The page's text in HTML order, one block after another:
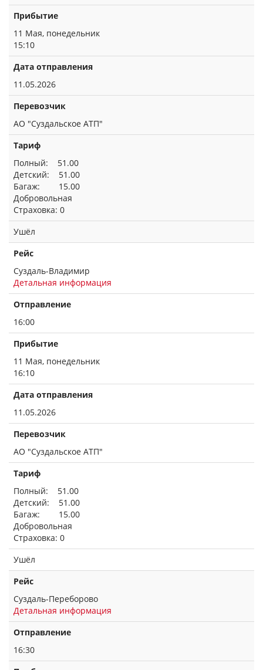
Прибытие
11 Мая, понедельник
15:10
Дата отправления
11.05.2026
Перевозчик
АО "Суздальское АТП"
Тариф
Полный: 51.00
Детский: 51.00
Багаж: 15.00
Добровольная
Страховка: 0
Ушёл
Рейс
Суздаль-Владимир
Детальная информация
Отправление
16:00
Прибытие
11 Мая, понедельник
16:10
Дата отправления
11.05.2026
Перевозчик
АО "Суздальское АТП"
Тариф
Полный: 51.00
Детский: 51.00
Багаж: 15.00
Добровольная
Страховка: 0
Ушёл
Рейс
Суздаль-Переборово
Детальная информация
Отправление
16:30